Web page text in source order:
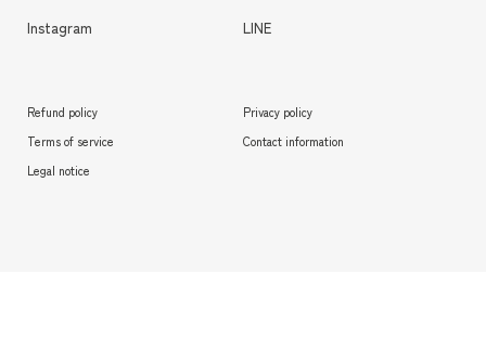
Instagram LINE
Refund policy
Privacy policy
Terms of service
Contact information
Legal notice